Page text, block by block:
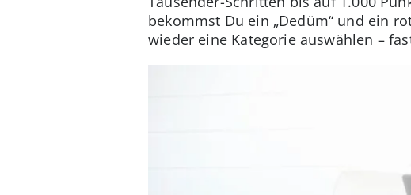
bekommst Du ein „Dedüm“ und ein
wieder eine Kategorie auswählen –